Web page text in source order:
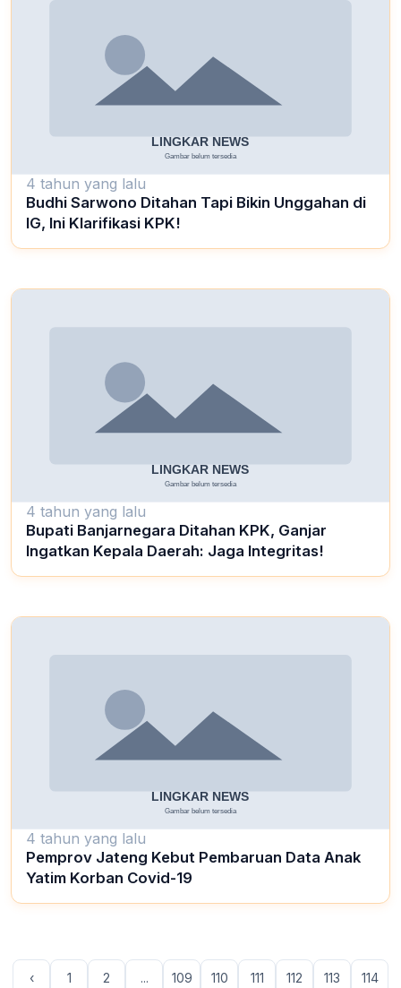
4 tahun yang lalu
Budhi Sarwono Ditahan Tapi Bikin Unggahan di
IG, Ini Klarifikasi KPK!
4 tahun yang lalu
Bupati Banjarnegara Ditahan KPK, Ganjar
Ingatkan Kepala Daerah: Jaga Integritas!
4 tahun yang lalu
Pemprov Jateng Kebut Pembaruan Data Anak
Yatim Korban Covid-19
‹ 1 2 ... 109 110 111 112 113 114